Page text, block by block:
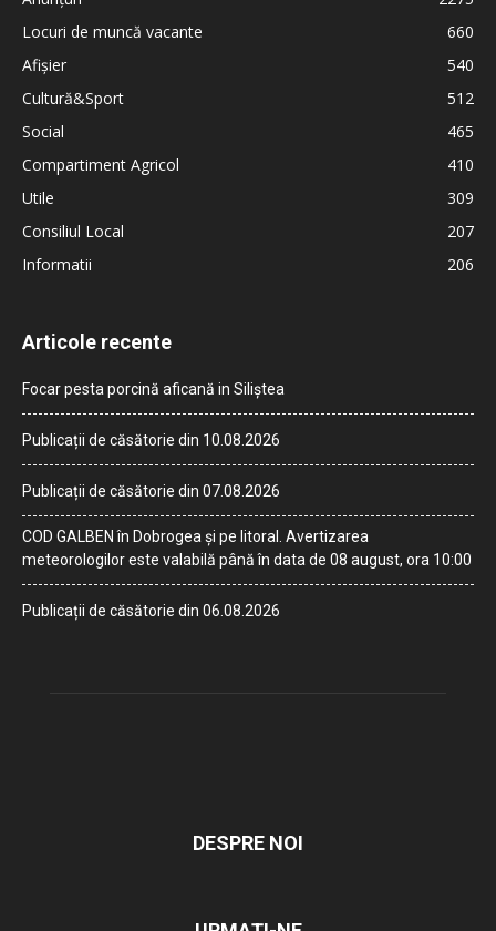
Locuri de muncă vacante
660
Afișier
540
Cultură&Sport
512
Social
465
Compartiment Agricol
410
Utile
309
Consiliul Local
207
Informatii
206
Articole recente
Focar pesta porcină aficană in Siliștea
Publicații de căsătorie din 10.08.2026
Publicații de căsătorie din 07.08.2026
COD GALBEN în Dobrogea și pe litoral. Avertizarea
meteorologilor este valabilă până în data de 08 august, ora 10:00
Publicații de căsătorie din 06.08.2026
DESPRE NOI